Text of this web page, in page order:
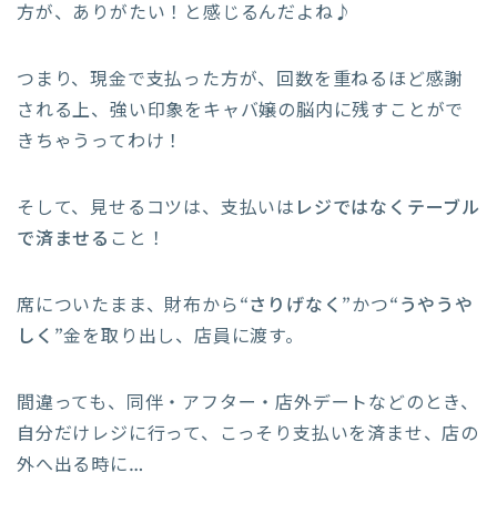
方が、ありがたい！と感じるんだよね♪
つまり、現金で支払った方が、回数を重ねるほど感謝
される上、強い印象をキャバ嬢の脳内に残すことがで
きちゃうってわけ！
そして、見せるコツは、支払いは レジではなくテーブル
で済ませる こと！
席についたまま、財布から“さりげなく”かつ“うやうや
しく”金を取り出し、店員に渡す。
間違っても、同伴・アフター・店外デートなどのとき、
自分だけレジに行って、こっそり支払いを済ませ、店の
外へ出る時に…